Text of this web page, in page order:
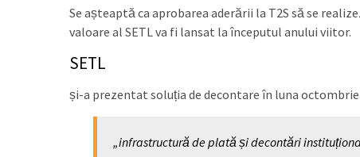
Se așteaptă ca aprobarea aderării la T2S să se
valoare al SETL va fi lansat la începutul anului viitor.
SETL
și-a prezentat soluția de decontare în luna
„infrastructură de plată și decontări